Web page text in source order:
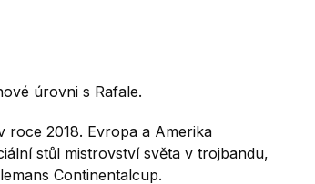
úrovni s Rafale.
roce 2018. Evropa a Amerika
stůl mistrovství světa v trojbandu,
Continentalcup.